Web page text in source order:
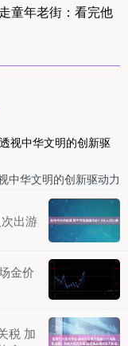
童年老街：看完他
中华文明的创新驱动力
出游
金价
税 加